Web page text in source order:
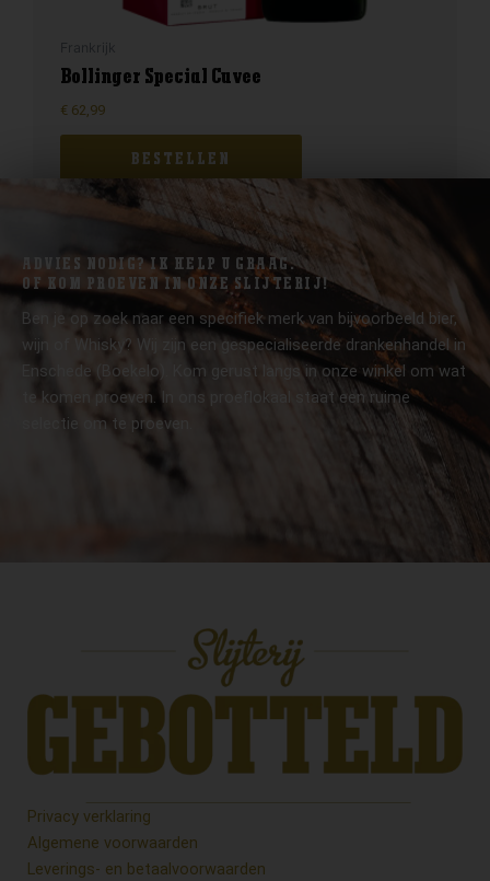
Bollinger Special Cuvee
€ 62,99
BESTELLEN
ADVIES NODIG? IK HELP U GRAAG.
OF KOM PROEVEN IN ONZE SLIJTERIJ!
Ben je op zoek naar een specifiek merk van bijvoorbeeld bier,
wijn of Whisky? Wij zijn een gespecialiseerde drankenhandel in
Enschede (Boekelo). Kom gerust langs in onze winkel om wat
te komen proeven. In ons proeflokaal staat een ruime
selectie om te proeven.
Privacy verklaring
Algemene voorwaarden
Leverings- en betaalvoorwaarden